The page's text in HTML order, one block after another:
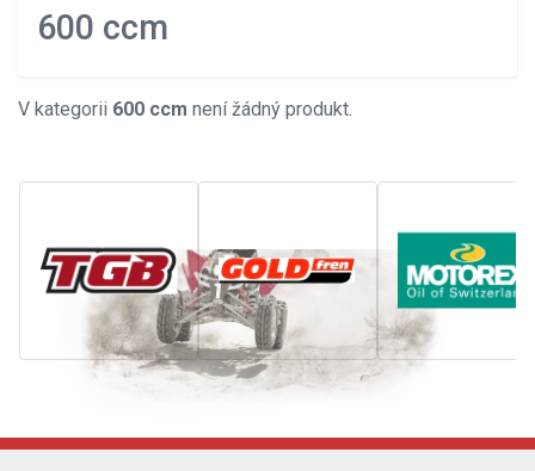
600 ccm
V kategorii 600 ccm není žádný produkt.